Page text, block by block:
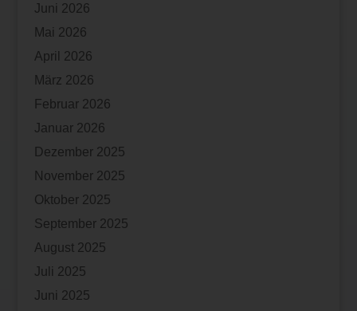
Juni 2026
Mai 2026
April 2026
März 2026
Februar 2026
Januar 2026
Dezember 2025
November 2025
Oktober 2025
September 2025
August 2025
Juli 2025
Juni 2025